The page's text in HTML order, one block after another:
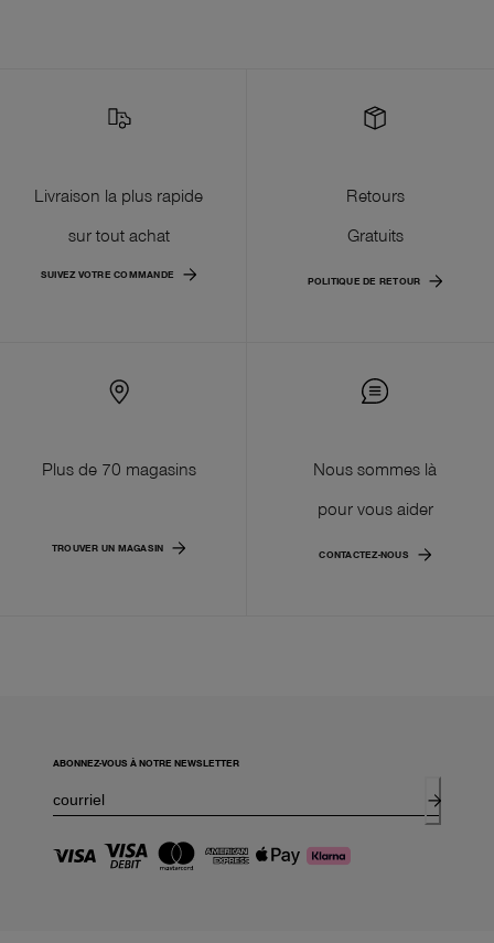
Livraison la plus rapide
sur tout achat
SUIVEZ VOTRE COMMANDE
Retours
Gratuits
POLITIQUE DE RETOUR
Plus de 70 magasins
TROUVER UN MAGASIN
Nous sommes là
pour vous aider
CONTACTEZ-NOUS
ABONNEZ-VOUS À NOTRE NEWSLETTER